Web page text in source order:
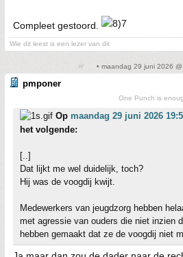
Compleet gestoord.
Wie dit leest is een lezer van dit
• maandag 29 juni 2026
pmponer
One Punch is
Op maandag 29 juni 2026
het volgende:
[..]
Dat lijkt me wel duidelijk, toch?
Hij was de voogdij kwijt.
Medewerkers van jeugdzorg hebben
met agressie van ouders die niet inzien
hebben gemaakt dat ze de voogdij niet